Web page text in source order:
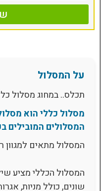
על המסלול
תכלס.. במחוג מסלול
מסלול כללי הוא
המסלולים המובילים
המסלול מתאים למגוון
המסלול הכללי מציע
שונים, כולל מניות,